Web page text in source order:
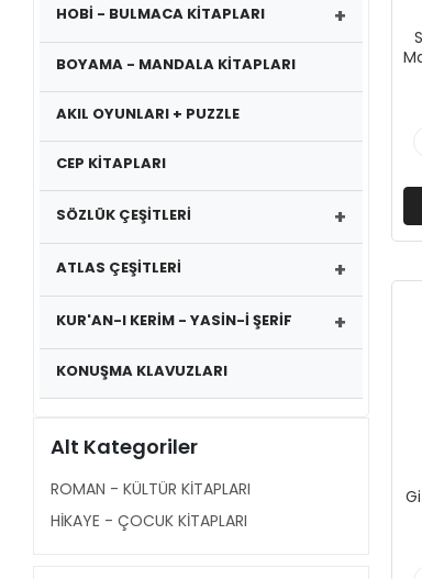
HOBİ - BULMACA KİTAPLARI +
BOYAMA - MANDALA KİTAPLARI
AKIL OYUNLARI + PUZZLE
CEP KİTAPLARI
SÖZLÜK ÇEŞİTLERİ +
ATLAS ÇEŞİTLERİ +
KUR'AN-I KERİM - YASİN-İ ŞERİF +
KONUŞMA KLAVUZLARI
Alt Kategoriler
ROMAN - KÜLTÜR KİTAPLARI
HİKAYE - ÇOCUK KİTAPLARI